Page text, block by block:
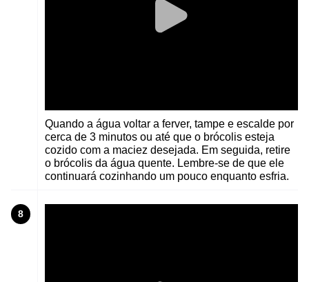
Quando a água voltar a ferver, tampe e escalde por
cerca de 3 minutos ou até que o brócolis esteja
cozido com a maciez desejada. Em seguida, retire
o brócolis da água quente. Lembre-se de que ele
continuará cozinhando um pouco enquanto esfria.
8